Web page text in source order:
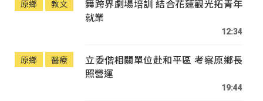
原鄉 教文
舞跨界劇場培訓 結合花蓮觀光拓青年
就業
12:34
原鄉 醫療
立委偕相關單位赴和平區 考察原鄉長
照營運
19:44